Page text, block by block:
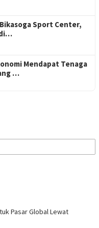
Sport Center,
Mendapat Tenaga
…
Pasar Global Lewat